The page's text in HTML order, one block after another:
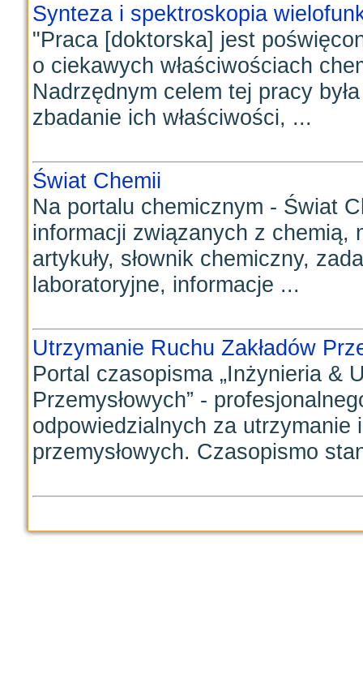
Synteza i spektroskopia
"Praca [doktorska] jest
o ciekawych właściwościach
Nadrzędnym celem tej pracy
zbadanie ich właściwości, ...
Świat Chemii
Na portalu chemicznym - Świat
informacji związanych z chemią,
artykuły, słownik chemiczny,
laboratoryjne, informacje ...
Utrzymanie Ruchu Zakładów
Portal czasopisma „Inżynieria &
Przemysłowych” -
odpowiedzialnych za utrzymanie
przemysłowych. Czasopismo